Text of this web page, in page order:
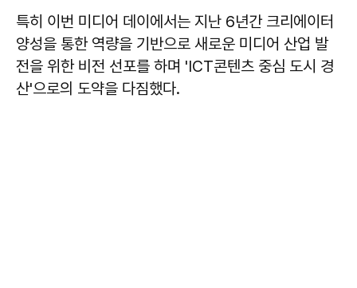
특히 이번 미디어 데이에서는 지난 6년간 크리에이터
양성을 통한 역량을 기반으로 새로운 미디어 산업 발
전을 위한 비전 선포를 하며 'ICT콘텐츠 중심 도시 경
산'으로의 도약을 다짐했다.